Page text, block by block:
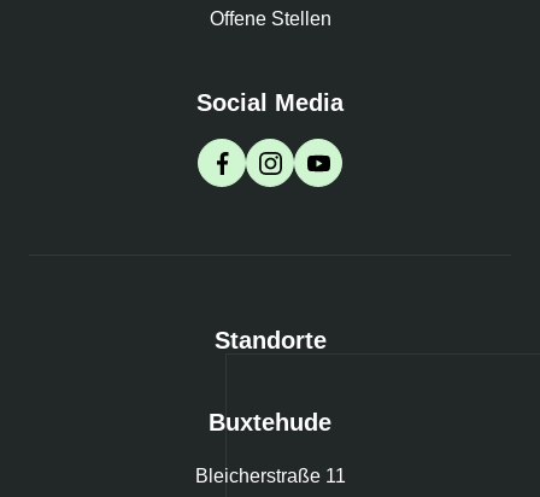
Offene Stellen
Social Media
Standorte
Buxtehude
Bleicherstraße 11